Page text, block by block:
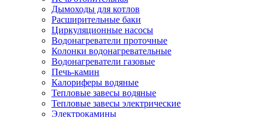
Дымоходы для котлов
Расширительные баки
Циркуляционные насосы
Водонагреватели проточные
Колонки водонагревательные
Водонагреватели газовые
Печь-камин
Калориферы водяные
Тепловые завесы водяные
Тепловые завесы электрические
Электрокамины